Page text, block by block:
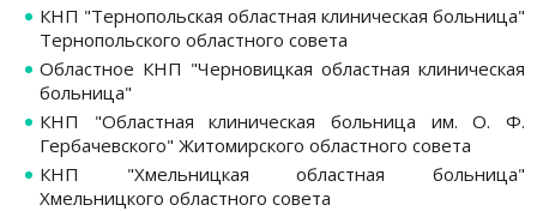
КНП "Тернопольская областная клиническая больница"
Тернопольского областного совета
Областное КНП "Черновицкая областная клиническая
больница"
КНП "Областная клиническая больница им. О. Ф.
Гербачевского" Житомирского областного совета
КНП "Хмельницкая областная больница"
Хмельницкого областного совета